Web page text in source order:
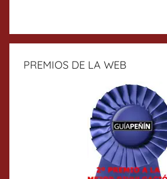
PREMIOS DE LA WEB